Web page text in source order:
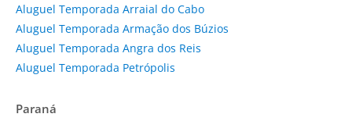
Aluguel Temporada Arraial do Cabo
Aluguel Temporada Armação dos Búzios
Aluguel Temporada Angra dos Reis
Aluguel Temporada Petrópolis
Paraná